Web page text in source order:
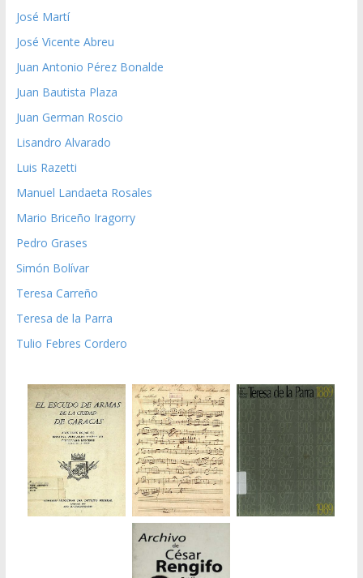
José Martí
José Vicente Abreu
Juan Antonio Pérez Bonalde
Juan Bautista Plaza
Juan German Roscio
Lisandro Alvarado
Luis Razetti
Manuel Landaeta Rosales
Mario Briceño Iragorry
Pedro Grases
Simón Bolívar
Teresa Carreño
Teresa de la Parra
Tulio Febres Cordero